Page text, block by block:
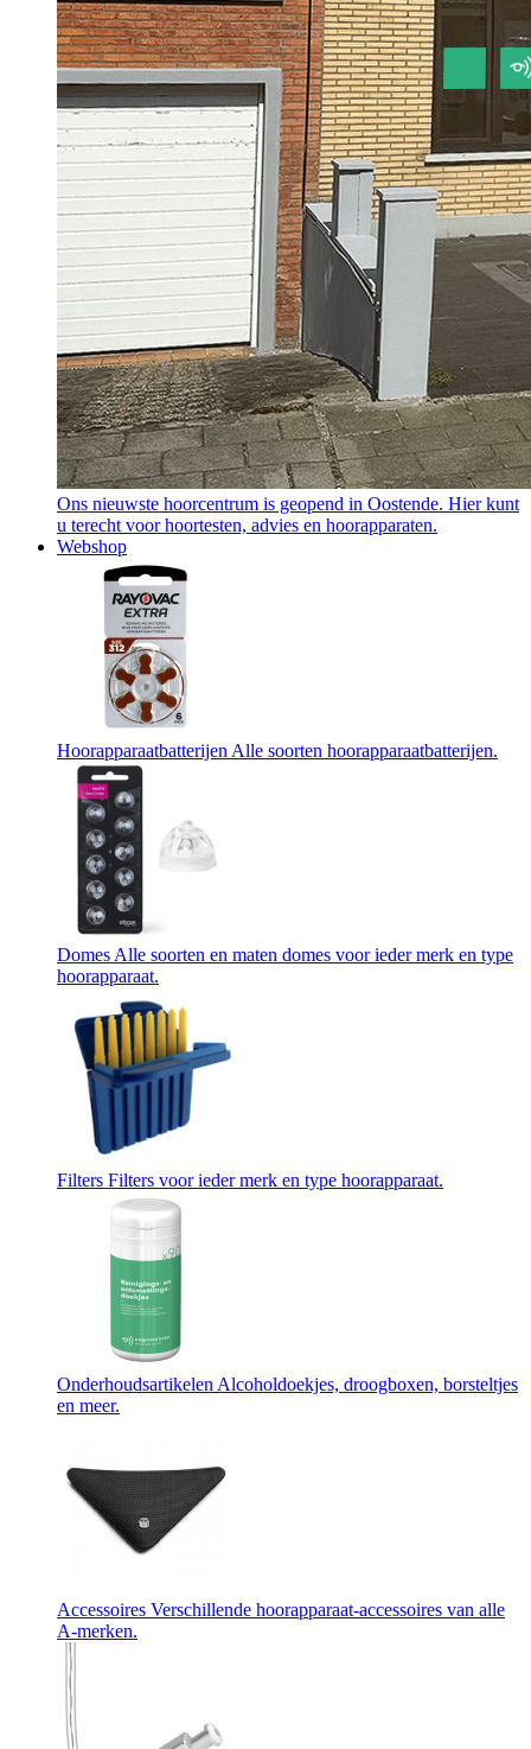
Ons nieuwste hoorcentrum is geopend in Oostende. Hier kunt
u terecht voor hoortesten, advies en hoorapparaten.
Webshop
Hoorapparaatbatterijen Alle soorten hoorapparaatbatterijen.
Domes Alle soorten en maten domes voor ieder merk en type
hoorapparaat.
Filters Filters voor ieder merk en type hoorapparaat.
Onderhoudsartikelen Alcoholdoekjes, droogboxen, borsteltjes
en meer.
Accessoires Verschillende hoorapparaat-accessoires van alle
A-merken.